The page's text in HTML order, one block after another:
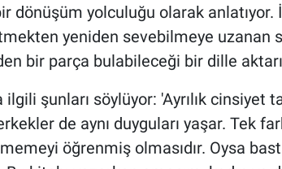
dönüşüm yolculuğu olarak anlatıyor.
yeniden sevebilmeye uzanan
bir parça bulabileceği bir dille
şunları söylüyor: 'Ayrılık cinsiyet
de aynı duyguları yaşar. Tek
öğrenmiş olmasıdır. Oysa